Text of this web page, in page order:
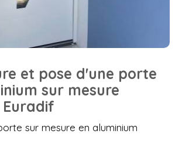
et pose d'une porte
sur mesure
sur mesure en aluminium